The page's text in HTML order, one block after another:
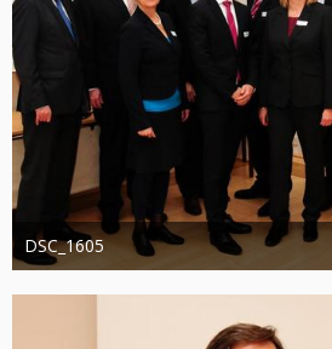
DSC_1605
Administrator
20. August 2019
1.274
0 0